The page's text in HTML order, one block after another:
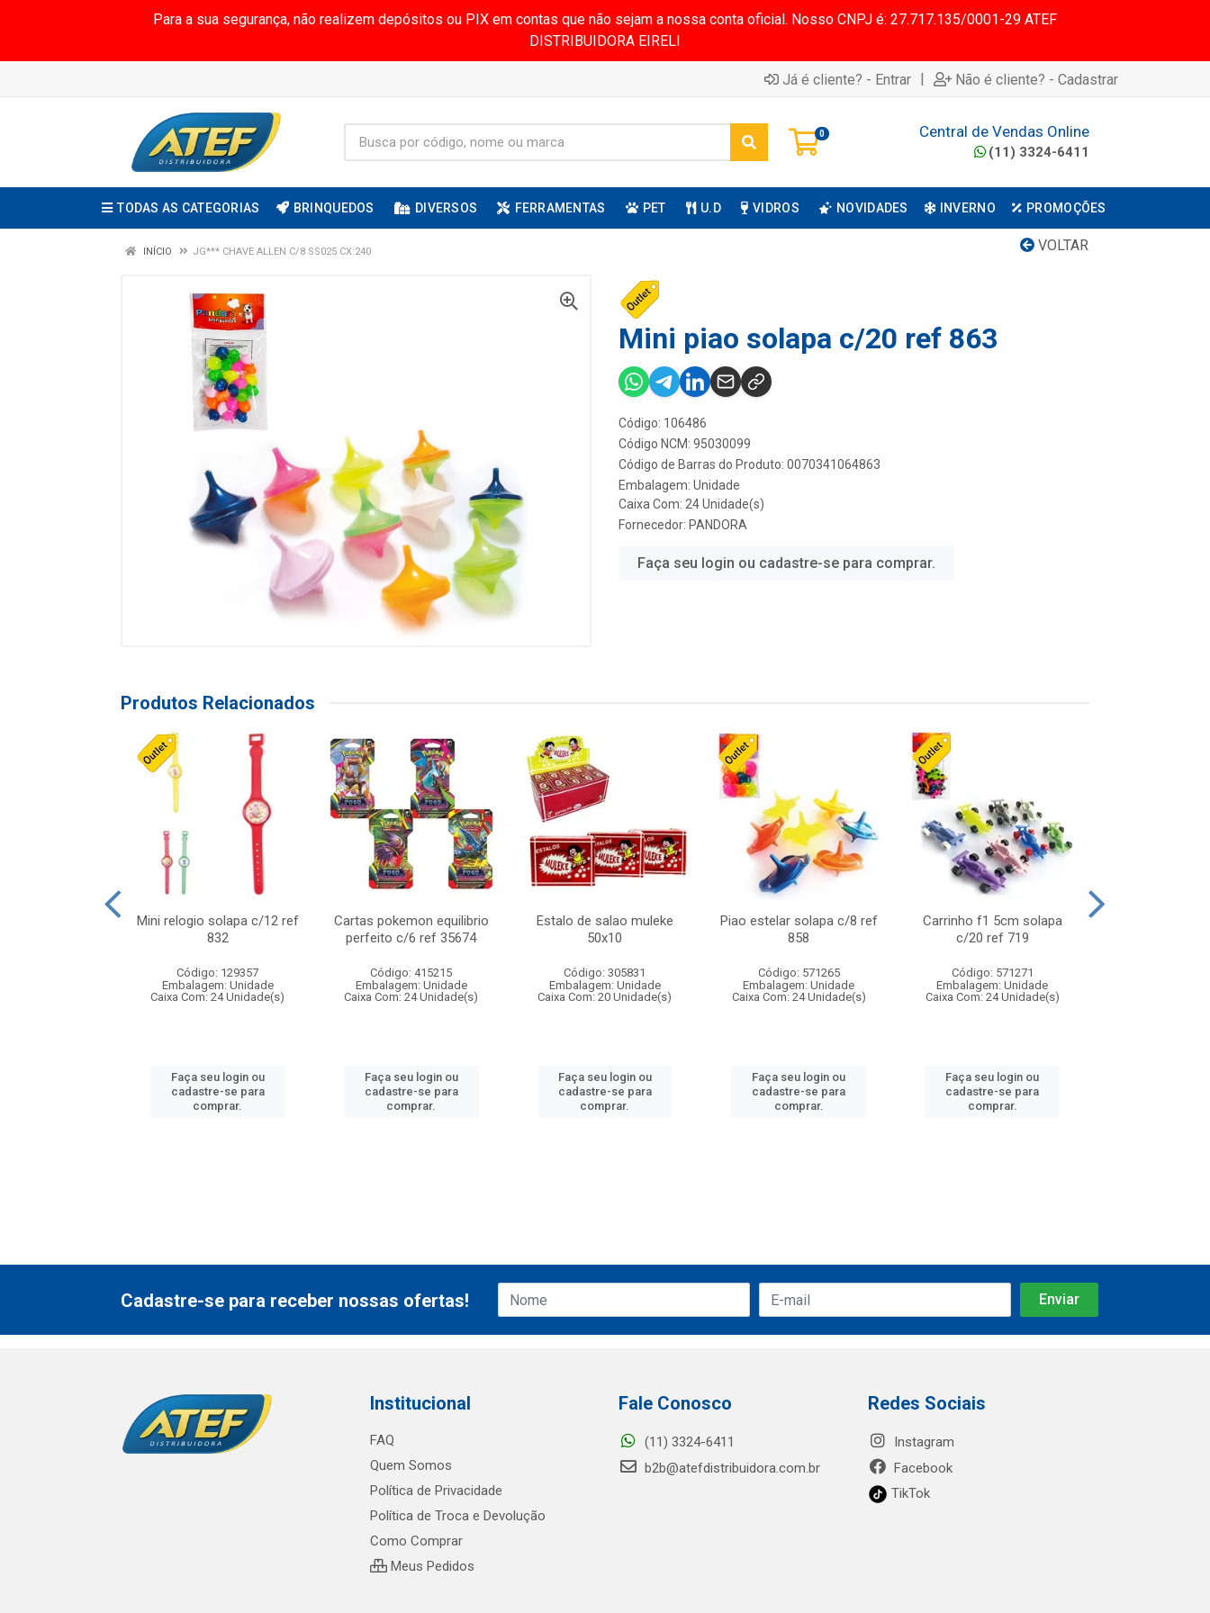
Para a sua segurança, não realizem depósitos ou PIX em contas que não sejam a nossa conta oficial. Nosso CNPJ é: 27.717.135/0001-29 ATEF
DISTRIBUIDORA EIRELI
Já é cliente? - Entrar | Não é cliente? - Cadastrar
0 Central de Vendas Online
(11) 3324-6411
TODAS AS CATEGORIAS BRINQUEDOS DIVERSOS FERRAMENTAS PET U.D VIDROS NOVIDADES INVERNO PROMOÇÕES
VOLTAR
INÍCIO JG*** CHAVE ALLEN C/8 SS025 CX:240
Mini piao solapa c/20 ref 863
Código: 106486
Código NCM: 95030099
Código de Barras do Produto: 0070341064863
Embalagem: Unidade
Caixa Com: 24 Unidade(s)
Fornecedor: PANDORA
Faça seu login ou cadastre-se para comprar.
Produtos Relacionados
Mini relogio solapa c/12 ref
832
Código: 129357
Embalagem: Unidade
Caixa Com: 24 Unidade(s)
Faça seu login ou
cadastre-se para
comprar.
Cartas pokemon equilibrio
perfeito c/6 ref 35674
Código: 415215
Embalagem: Unidade
Caixa Com: 24 Unidade(s)
Faça seu login ou
cadastre-se para
comprar.
Estalo de salao muleke
50x10
Código: 305831
Embalagem: Unidade
Caixa Com: 20 Unidade(s)
Faça seu login ou
cadastre-se para
comprar.
Piao estelar solapa c/8 ref
858
Código: 571265
Embalagem: Unidade
Caixa Com: 24 Unidade(s)
Faça seu login ou
cadastre-se para
comprar.
Carrinho f1 5cm solapa
c/20 ref 719
Código: 571271
Embalagem: Unidade
Caixa Com: 24 Unidade(s)
Faça seu login ou
cadastre-se para
comprar.
Cadastre-se para receber nossas ofertas!
Institucional
FAQ
Quem Somos
Política de Privacidade
Política de Troca e Devolução
Como Comprar
Meus Pedidos
Fale Conosco
(11) 3324-6411
b2b@atefdistribuidora.com.br
Redes Sociais
Instagram
Facebook
TikTok